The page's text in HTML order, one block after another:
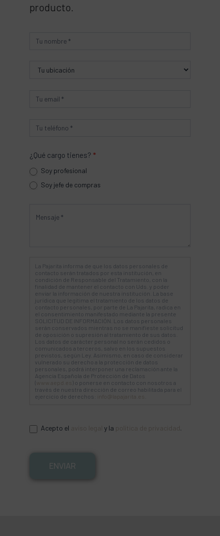
producto.
Producto
¿Qué cargo tienes? *
Soy profesional
Soy jefe de compras
La Pajarita informa de que los datos personales de
contacto serán tratados por esta institución, en
condición de Responsable del Tratamiento, con la
finalidad de mantener el contacto con Uds. y poder
enviar la información de nuestra institución. La base
jurídica que legitima el tratamiento de los datos de
contacto personales, por parte de La Pajarita, radica en
el consentimiento manifestado mediante la presente
SOLICITUD DE INFORMACIÓN. Los datos personales
serán conservados mientras no se manifieste solicitud
de oposición o supresión al tratamiento de sus datos.
Los datos de carácter personal no serán cedidos o
comunicados a terceros, salvo en los supuestos
previstos, según Ley. Asimismo, en caso de considerar
vulnerado su derecho a la protección de datos
personales, podrá interponer una reclamación ante la
Agencia Española de Protección de Datos
(
) o ponerse en contacto con nosotros a
través de nuestra dirección de correo habilitada para el
ejercicio de derechos:
Acepto el y la .
ENVIAR